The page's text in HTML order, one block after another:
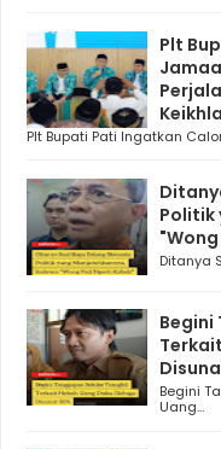
Plt
Plt Bupati Pati Ingatkan
Politik
Ditanya
Begini
Begini
Uang...